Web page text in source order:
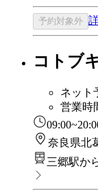
予約対象外
コトブ
ネット
営業時
奈良県北
三郷駅か